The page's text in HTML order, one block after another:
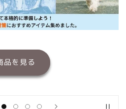
品を見る